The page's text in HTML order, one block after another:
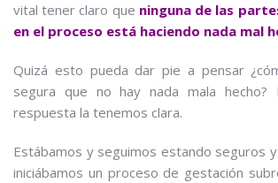
vital tener claro que ninguna de las
en el proceso está haciendo nada mal
Quizá esto pueda dar pie a pensar
segura que no hay nada mala
respuesta la tenemos clara.
Estábamos y seguimos estando seguros
iniciábamos un proceso de gestación